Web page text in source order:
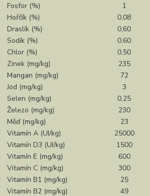
Fosfor (%)
1
Hořčík (%)
0,08
Draslík (%)
0,60
Sodík (%)
0,60
Chlor (%)
0,50
Zinek (mg/kg)
235
Mangan (mg/kg)
72
Jod (mg/kg)
3
Selen (mg/kg)
0,25
Železo (mg/kg)
230
Měď (mg/kg)
23
Vitamín A (UI/kg)
25000
Vitamín D3 (UI/kg)
1500
Vitamín E (mg/kg)
600
Vitamín C (mg/kg)
300
Vitamín B1 (mg/kg)
25
Vitamín B2 (mg/kg)
49